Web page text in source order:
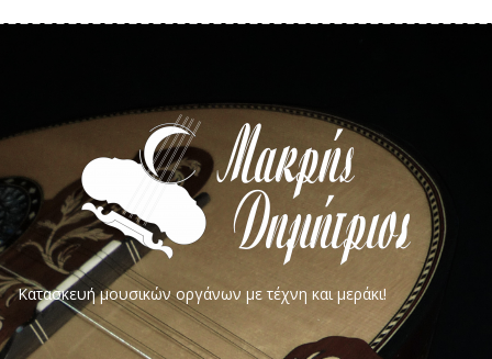
Κατασκευή μουσικών οργάνων με τέχνη και μεράκι!